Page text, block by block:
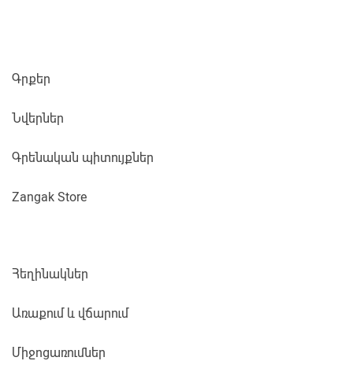
Գրքեր
Նվերներ
Գրենական պիտույքներ
Zangak Store
Հեղինակներ
Առաքում և վճարում
Միջոցառումներ